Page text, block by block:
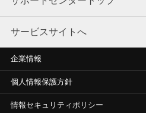
サービスサイトへ
企業情報
個人情報保護方針
情報セキュリティポリシー